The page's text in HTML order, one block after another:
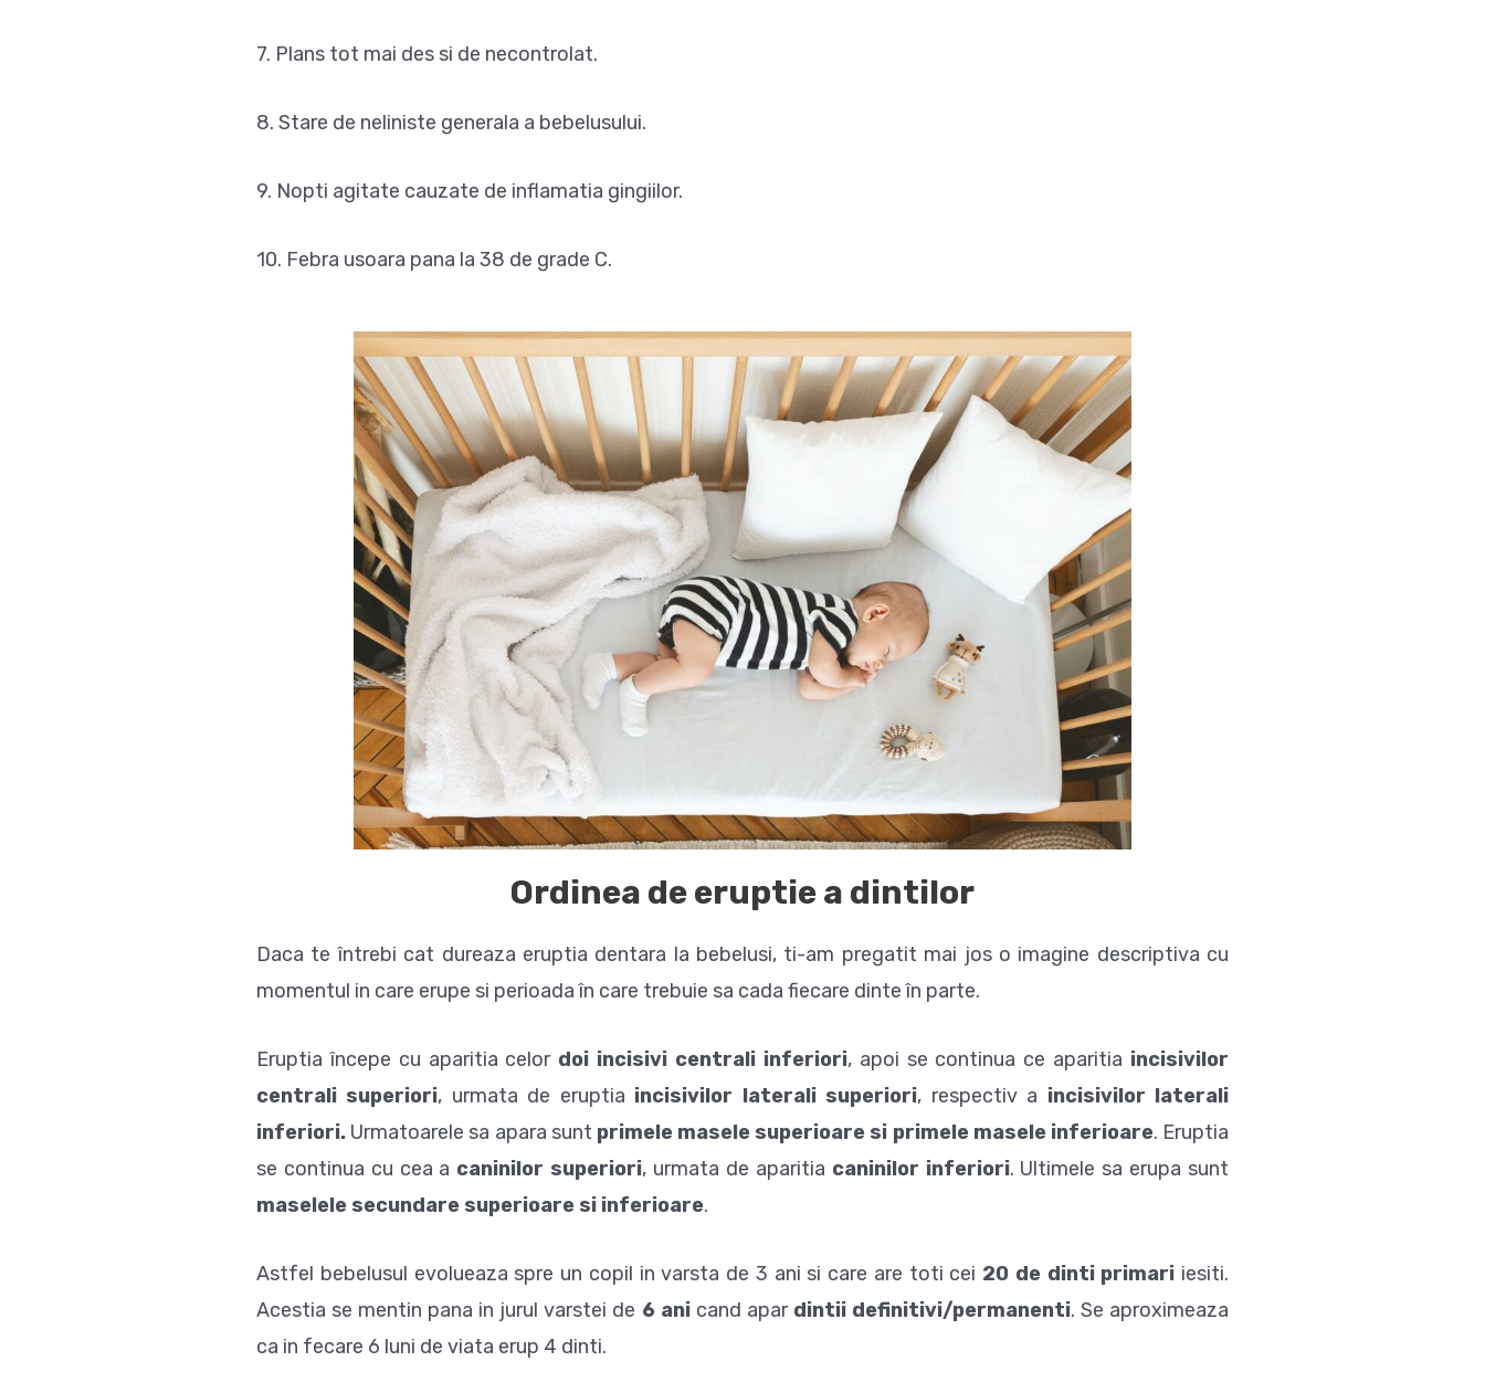
7. Plans tot mai des si de necontrolat.
8. Stare de neliniste generala a bebelusului.
9. Nopti agitate cauzate de inflamatia gingiilor.
10. Febra usoara pana la 38 de grade C.
Ordinea de eruptie a dintilor
Daca te întrebi cat dureaza eruptia dentara la bebelusi, ti-am pregatit mai jos o imagine descriptiva cu
momentul in care erupe si perioada în care trebuie sa cada fiecare dinte în parte.
Eruptia începe cu aparitia celor doi incisivi centrali inferiori, apoi se continua ce aparitia incisivilor
centrali superiori, urmata de eruptia incisivilor laterali superiori, respectiv a incisivilor laterali
inferiori. Urmatoarele sa apara sunt primele masele superioare si primele masele inferioare. Eruptia
se continua cu cea a caninilor superiori, urmata de aparitia caninilor inferiori. Ultimele sa erupa sunt
maselele secundare superioare si inferioare.
Astfel bebelusul evolueaza spre un copil in varsta de 3 ani si care are toti cei 20 de dinti primari iesiti.
Acestia se mentin pana in jurul varstei de 6 anicand apar dintii definitivi/permanenti. Se aproximeaza
ca in fecare 6 luni de viata erup 4 dinti.